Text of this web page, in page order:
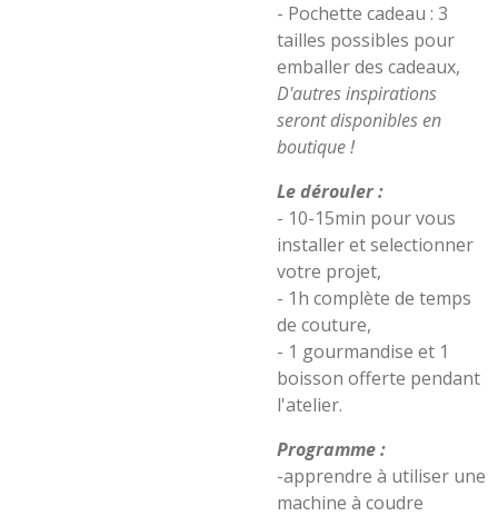
- Pochette cadeau : 3
tailles possibles pour
emballer des cadeaux,
D'autres inspirations
seront disponibles en
boutique !
Le dérouler :
- 10-15min pour vous
installer et selectionner
votre projet,
- 1h complète de temps
de couture,
- 1 gourmandise et 1
boisson offerte pendant
l'atelier.
Programme :
-apprendre à utiliser une
machine à coudre